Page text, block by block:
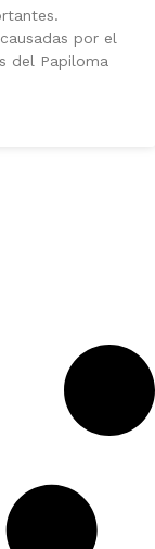
por el
del Papiloma